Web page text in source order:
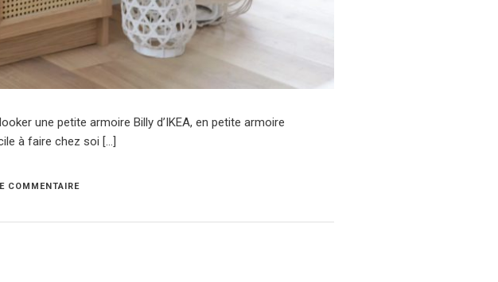
une petite armoire Billy d’IKEA, en petite armoire
à faire chez soi […]
COMMENTAIRE